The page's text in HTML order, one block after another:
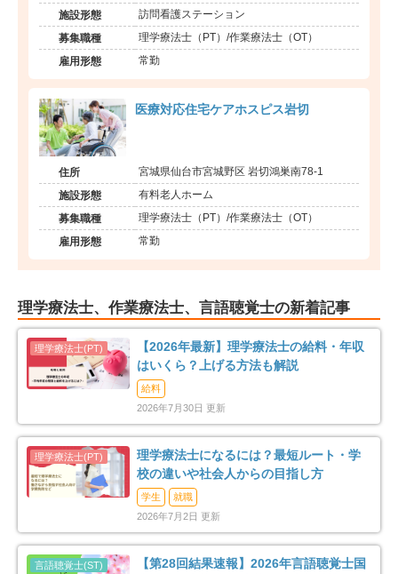
施設形態 訪問看護ステーション
募集職種 理学療法士（PT）/作業療法士（OT）
雇用形態 常勤
医療対応住宅ケアホスピス岩切
住所 宮城県仙台市宮城野区 岩切鴻巣南78-1
施設形態 有料老人ホーム
募集職種 理学療法士（PT）/作業療法士（OT）
雇用形態 常勤
理学療法士、作業療法士、言語聴覚士の新着記事
【2026年最新】理学療法士の給料・年収
はいくら？上げる方法も解説
給料
2026年7月30日 更新
理学療法士になるには？最短ルート・学
校の違いや社会人からの目指し方
学生
就職
2026年7月2日 更新
【第28回結果速報】2026年言語聴覚士国